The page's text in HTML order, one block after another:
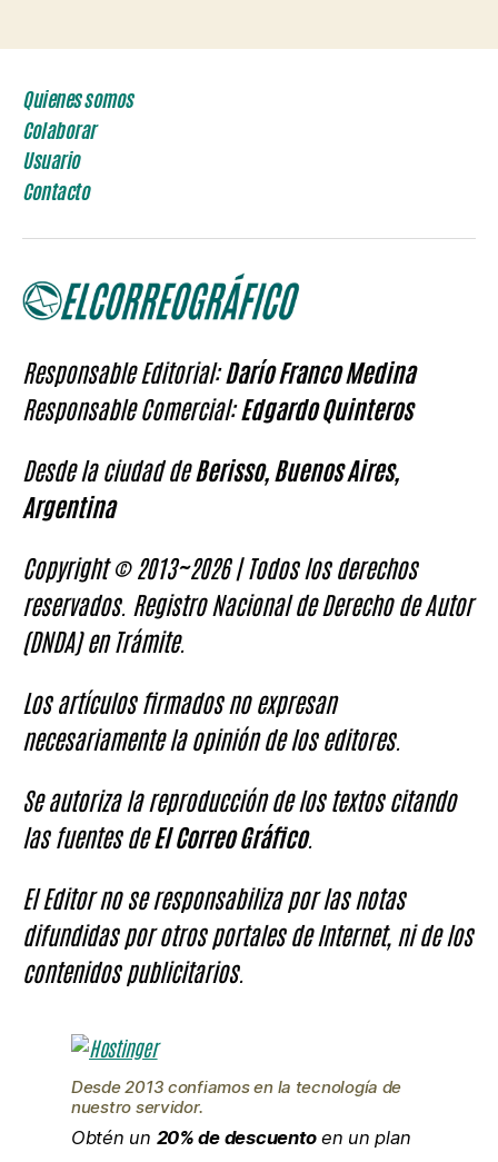
Quienes somos
Colaborar
Usuario
Contacto
Responsable Editorial:Darío Franco Medina
Responsable Comercial:Edgardo Quinteros
Desde la ciudad deBerisso, Buenos Aires,
Argentina
Copyright © 2013~2026 | Todos los derechos
reservados. Registro Nacional de Derecho de Autor
(DNDA) en Trámite.
Los artículos firmados no expresan
necesariamente la opinión de los editores.
Se autoriza la reproducción de los textos citando
las fuentes deEl Correo Gráfico.
El Editor no se responsabiliza por las notas
difundidas por otros portales de Internet, ni de los
contenidos publicitarios.
Desde 2013 confiamos en la tecnología de
nuestro servidor.
Obtén un 20% de descuentoen un plan